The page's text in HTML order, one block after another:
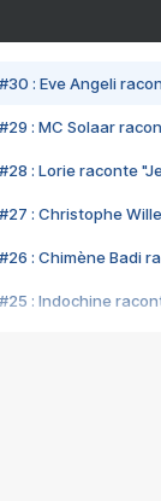
#30 : Eve Angeli
#29 : MC Solaar
#28 : Lorie raconte
#27 : Christophe
#26 : Chimène Badi
#25 : Indochine